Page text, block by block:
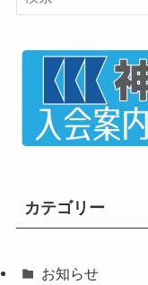
カテゴリー
お知らせ